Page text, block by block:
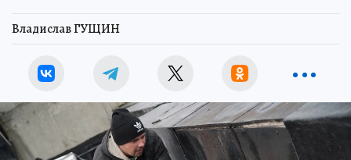
Владислав ГУЩИН